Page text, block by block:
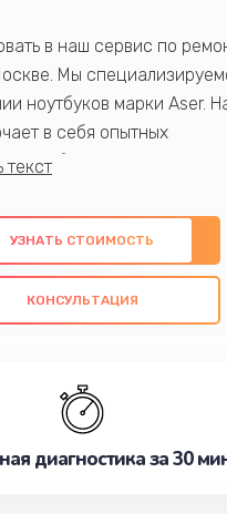
в наш сервис по
Мы
ноутбуков марки Aser.
в себя опытных
с обширными знаниями и
и качественный
оригинальных
качество всех
Наша цель -
Не медлите
УЗНАТЬ СТОИМОСТЬ
КОНСУЛЬТАЦИЯ
диагностика за 30